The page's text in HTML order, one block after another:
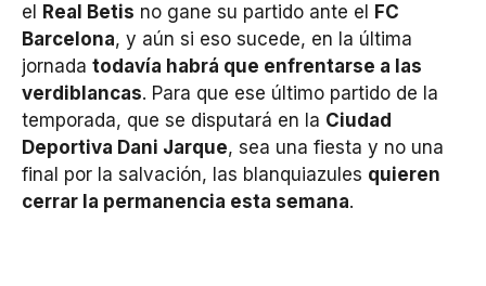
el
Real Betis no gane su partido ante el
FC
Barcelona, y aún si eso sucede, en la última
jornada todavía habrá que enfrentarse a las
verdiblancas. Para que ese último partido de la
temporada, que se disputará en la Ciudad
Deportiva Dani Jarque, sea una fiesta y no una
final por la salvación, las blanquiazules quieren
cerrar la permanencia esta semana.